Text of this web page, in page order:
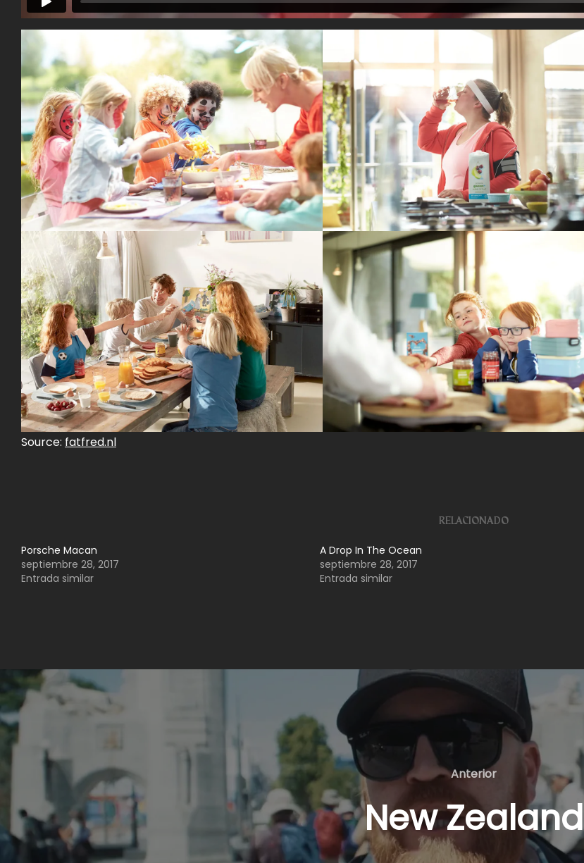
Source: fatfred.nl
RELACIONADO
Porsche Macan
septiembre 28, 2017
Entrada similar
A Drop In The Ocean
septiembre 28, 2017
Entrada similar
Navegación
de
entradas
Anterior
Anterior
New Zealand